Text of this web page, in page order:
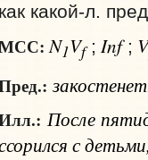
как какой‑л.
N1Vf; Inf; V
После
с